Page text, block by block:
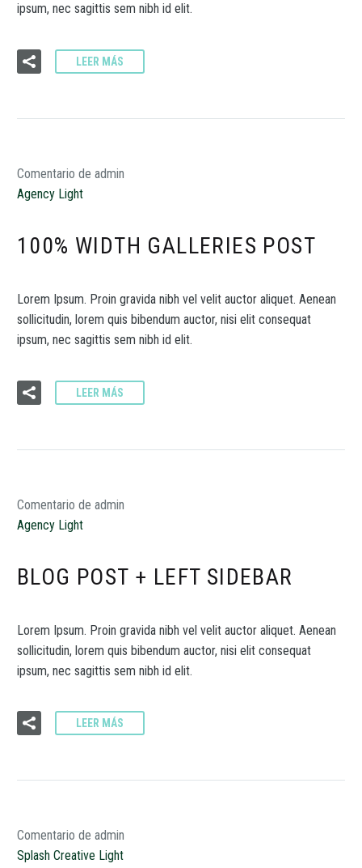
ipsum, nec sagittis sem nibh id elit.
LEER MÁS
Comentario de admin
Agency Light
100% WIDTH GALLERIES POST
Lorem Ipsum. Proin gravida nibh vel velit auctor aliquet. Aenean
sollicitudin, lorem quis bibendum auctor, nisi elit consequat
ipsum, nec sagittis sem nibh id elit.
LEER MÁS
Comentario de admin
Agency Light
BLOG POST + LEFT SIDEBAR
Lorem Ipsum. Proin gravida nibh vel velit auctor aliquet. Aenean
sollicitudin, lorem quis bibendum auctor, nisi elit consequat
ipsum, nec sagittis sem nibh id elit.
LEER MÁS
Comentario de admin
Splash Creative Light